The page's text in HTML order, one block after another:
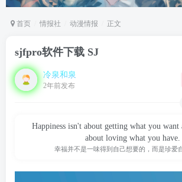
首页 情报社 动漫情报 正文
sjfpro软件下载 SJ
冷泉和泉
2年前发布
Happiness isn't about getting what you
about loving what you have.
幸福并不是一味得到自己想要的，而是珍爱